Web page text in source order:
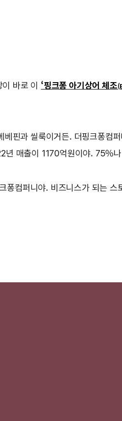
바로 이 ‘핑크퐁 아기상어 체조
핀과 씰룩이거든. 더핑크퐁컴
매출이 1170억원이야. 75%
컴퍼니야. 비즈니스가 되는